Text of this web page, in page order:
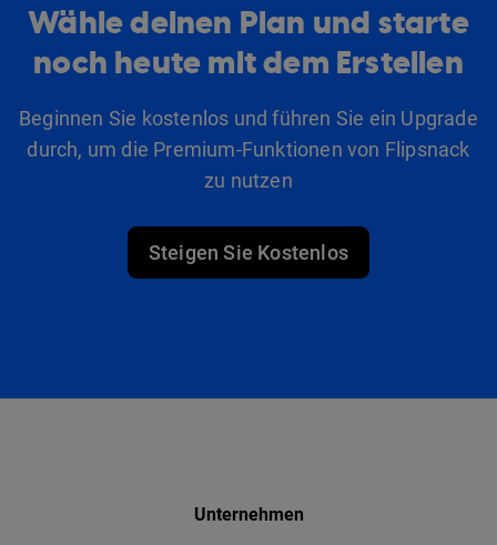
Wähle deinen Plan und starte
noch heute mit dem Erstellen
Beginnen Sie kostenlos und führen Sie ein Upgrade
durch, um die Premium-Funktionen von Flipsnack
zu nutzen
Steigen Sie Kostenlos
Unternehmen